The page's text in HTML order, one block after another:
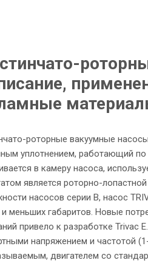
роторные вакуумные
уплотнением, работающий
в камеру насоса,
является роторно-
насосов серии B, насос
меньших габаритов. Новые
привело к разработке Trivac
напряжением и частотой
двигателем со